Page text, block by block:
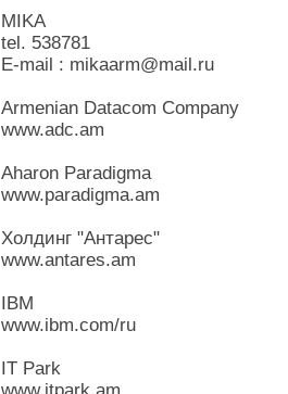
MIKA
tel. 538781
E-mail : mikaarm@mail.ru
Armenian Datacom Company
www.adc.am
Aharon Paradigma
www.paradigma.am
Холдинг "Антарес"
www.antares.am
IBM
www.ibm.com/ru
IT Park